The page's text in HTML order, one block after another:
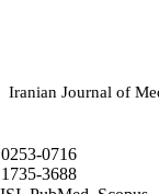
Iranian Journal of
0253-0716
1735-3688